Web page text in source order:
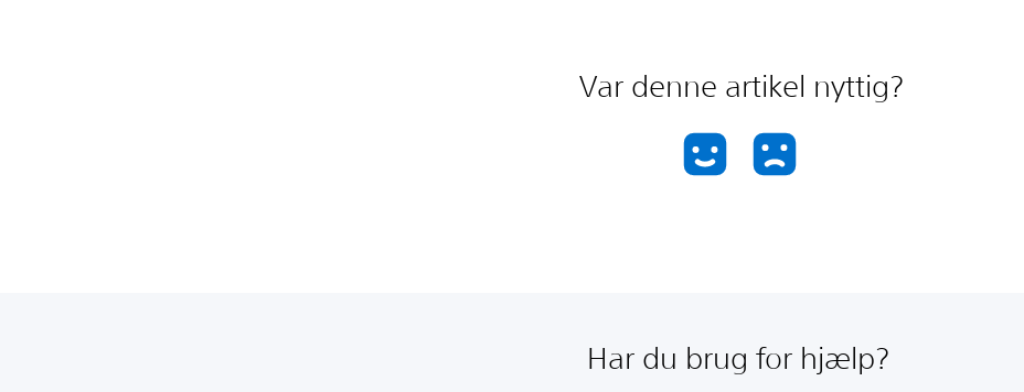
Var denne artikel nyttig?
Har du brug for hjælp?